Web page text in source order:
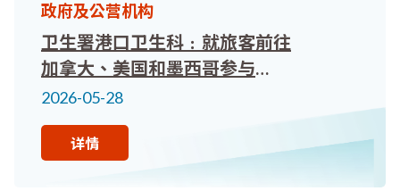
政府及公营机构
卫生署港口卫生科﹕就旅客前往
加拿大、美国和墨西哥参与
2026年国际足总世界杯的健康
建议
2026-05-28
详情